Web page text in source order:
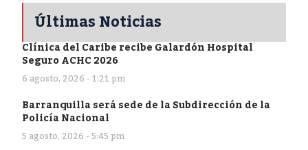
Últimas Noticias
Clínica del Caribe recibe Galardón Hospital
Seguro ACHC 2026
6 agosto, 2026 - 1:21 pm
Barranquilla será sede de la Subdirección de la
Policía Nacional
5 agosto, 2026 - 5:45 pm